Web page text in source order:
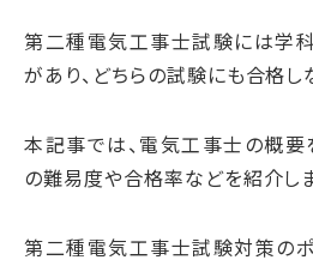
第二種電気工事士試験には学
があり、どちらの試験にも合格し
本記事では、電気工事士の概要
の難易度や合格率などを紹介しま
第二種電気工事士試験対策の